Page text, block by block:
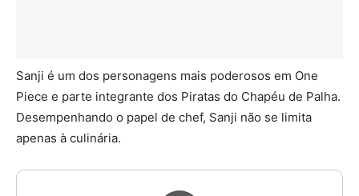
Sanji é um dos personagens mais poderosos em One
Piece e parte integrante dos Piratas do Chapéu de Palha.
Desempenhando o papel de chef, Sanji não se limita
apenas à culinária.